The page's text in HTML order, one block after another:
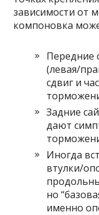
зависимости от
компоновка
Передние
(левая/
сдвиг и
Задние
дают
Иногда
втулки/
но
именно